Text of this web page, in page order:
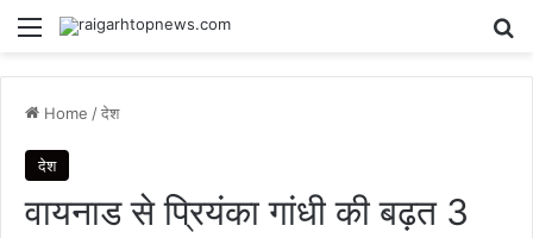
Menu
Home /देश
देश
वायनाड से प्रियंका गांधी की बढ़त 3